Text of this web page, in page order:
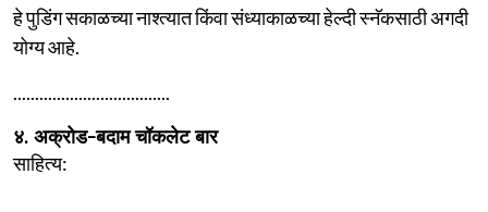
हे पुडिंग सकाळच्या नाश्त्यात किंवा संध्याकाळच्या हेल्दी स्नॅकसाठी अगदी
योग्य आहे.
....................................
४. अक्रोड-बदाम चॉकलेट बार
साहित्य: